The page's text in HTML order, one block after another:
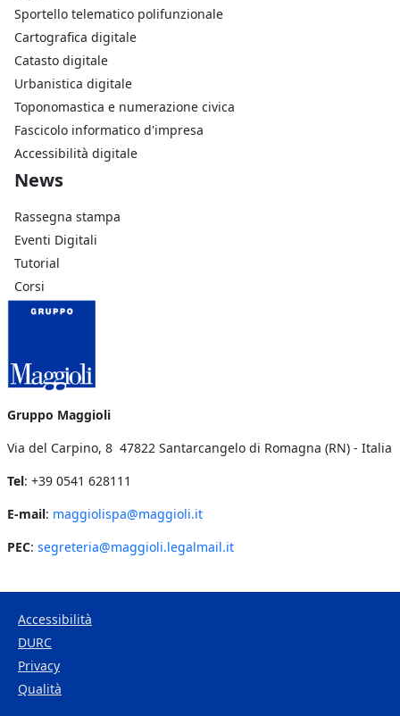
Sportello telematico polifunzionale
Cartografica digitale
Catasto digitale
Urbanistica digitale
Toponomastica e numerazione civica
Fascicolo informatico d'impresa
Accessibilità digitale
Footer Azienda
News
Rassegna stampa
Eventi Digitali
Tutorial
Corsi
Gruppo Maggioli
Via del Carpino, 8 47822 Santarcangelo di Romagna (RN) - Italia
Tel: +39 0541 628111
E-mail: maggiolispa@maggioli.it
PEC: segreteria@maggioli.legalmail.it
Footer Bottom
Accessibilità
DURC
Privacy
Qualità